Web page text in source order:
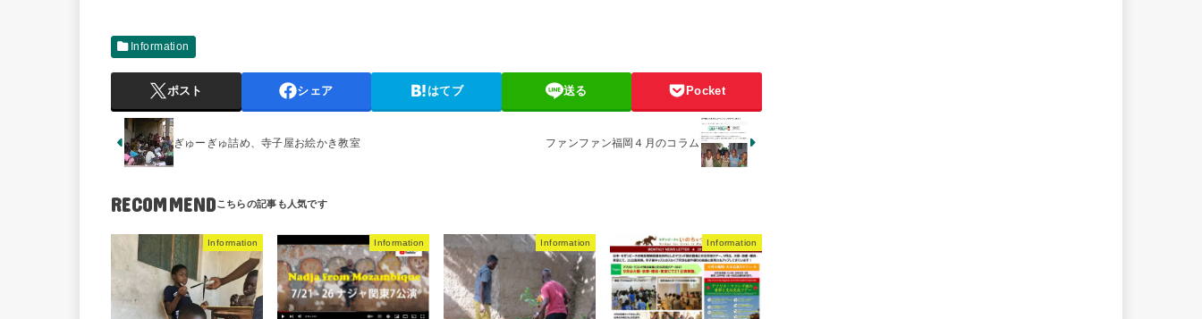
Information
ポスト シェア はてブ 送る Pocket
ぎゅーぎゅ詰め、寺子屋お絵かき教室 ファンファン福岡４月のコラム
RECOMMEND
Information Information Information Information